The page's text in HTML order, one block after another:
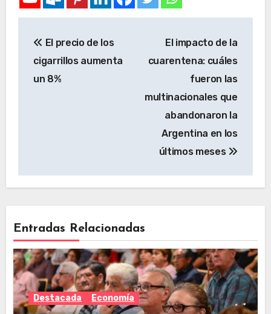
El precio de los
cigarrillos aumenta
un 8%
El impacto de la
cuarentena: cuáles
fueron las
multinacionales que
abandonaron la
Argentina en los
últimos meses
Entradas Relacionadas
Destacada Economía